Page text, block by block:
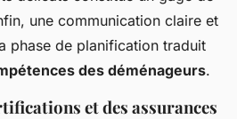
une communication claire et
phase de planification traduit
des déménageurs.
et des assurances